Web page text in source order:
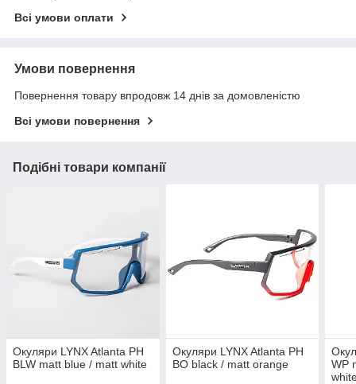
Всі умови оплати
Умови повернення
Повернення товару впродовж 14 днів за домовленістю
Всі умови повернення
Подібні товари компанії
Окуляри LYNX Atlanta PH
BLW matt blue / matt white
Окуляри LYNX Atlanta PH
BO black / matt orange
WP